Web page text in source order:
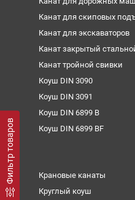
Фильтр товаров
Канат для скиповых
Канат для экскаваторов
Канат закрытый
Канат тройной свивки
Коуш DIN 3090
Коуш DIN 3091
Коуш DIN 6899 B
Коуш DIN 6899 BF
Крановые канаты
Круглый коуш